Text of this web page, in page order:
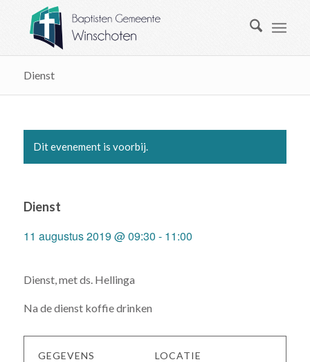
Dienst
Dit evenement is voorbij.
Dienst
11 augustus 2019 @ 09:30 - 11:00
Dienst, met ds. Hellinga
Na de dienst koffie drinken
GEGEVENS LOCATIE